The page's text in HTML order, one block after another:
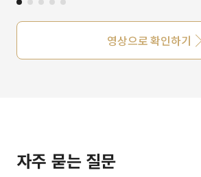
영상으로 확인하기
자주 묻는 질문